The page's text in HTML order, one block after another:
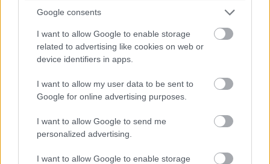
Google consents
I want to allow Google to enable storage
related to advertising like cookies on web or
device identifiers in apps.
I want to allow my user data to be sent to
Google for online advertising purposes.
I want to allow Google to send me
personalized advertising.
I want to allow Google to enable storage
Tetszett a cikk? Megosztanád?
CÍMKÉK: #LÉGIÓSOK #SALLAI ROLAND
#SZALAI
ATTILA
#GALATASARAY #SÜPER LIG